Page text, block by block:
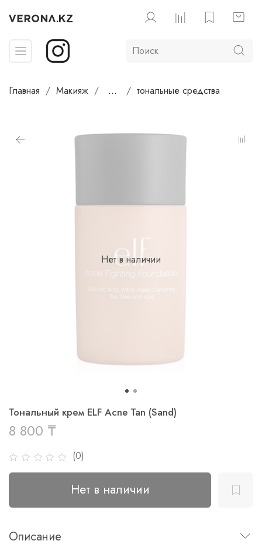
Главная Макияж ... тональные средства
Нет в наличии
(0)
Тональный крем ELF Acne Tan (Sand)
8 800 ₸
Нет в наличии
Описание